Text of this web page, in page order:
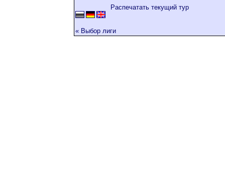
Распечатать текущий тур
« Выбор лиги